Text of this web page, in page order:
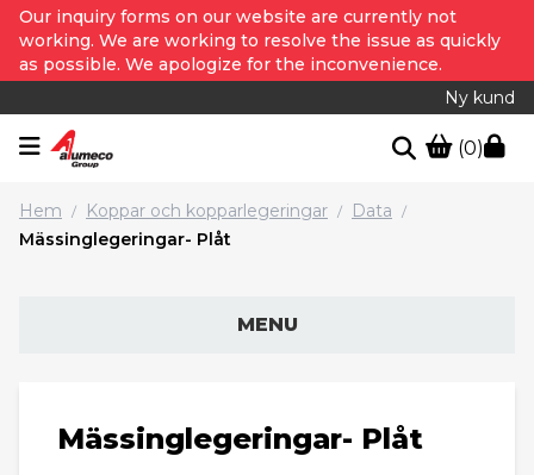
Our inquiry forms on our website are currently not
working. We are working to resolve the issue as quickly
as possible. We apologize for the inconvenience.
Ny kund
(0)
Hem / Koppar och kopparlegeringar / Data /
Mässinglegeringar- Plåt
MENU
Mässinglegeringar- Plåt